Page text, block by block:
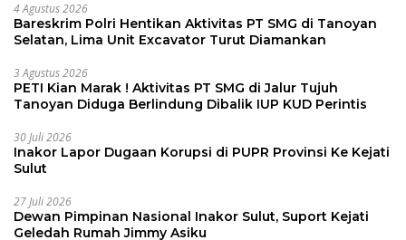
4 Agustus 2026
Bareskrim Polri Hentikan Aktivitas PT SMG di Tanoyan
Selatan, Lima Unit Excavator Turut Diamankan
3 Agustus 2026
PETI Kian Marak ! Aktivitas PT SMG di Jalur Tujuh
Tanoyan Diduga Berlindung Dibalik IUP KUD Perintis
30 Juli 2026
Inakor Lapor Dugaan Korupsi di PUPR Provinsi Ke Kejati
Sulut
27 Juli 2026
Dewan Pimpinan Nasional Inakor Sulut, Suport Kejati
Geledah Rumah Jimmy Asiku